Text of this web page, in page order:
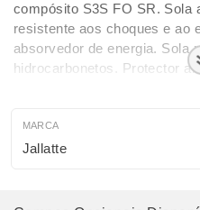
compósito S3S FO SR. Sola
resistente aos choques e ao
absorvedor de energia. Sola
hidrocarbonetos. Protector
MARCA
Jallatte